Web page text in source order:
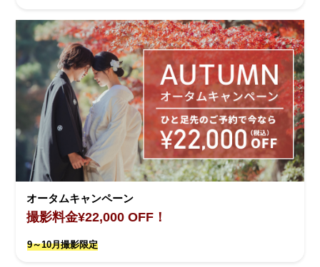
オータムキャンペーン
撮影料金¥22,000 OFF！
9～10月撮影限定